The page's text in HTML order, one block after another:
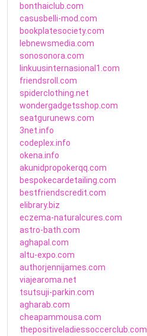
bonthaiclub.com
casusbelli-mod.com
bookplatesociety.com
lebnewsmedia.com
sonosonora.com
linkuusinternasional1.com
friendsroll.com
spiderclothing.net
wondergadgetsshop.com
seatgurunews.com
3net.info
codeplex.info
okena.info
akunidpropokerqq.com
bespokecardetailing.com
bestfriendscredit.com
elibrary.biz
eczema-naturalcures.com
astro-bath.com
aghapal.com
altu-expo.com
authorjennijames.com
viajearoma.net
tsutsuji-parkin.com
agharab.com
cheapammousa.com
thepositiveladiessoccerclub.com